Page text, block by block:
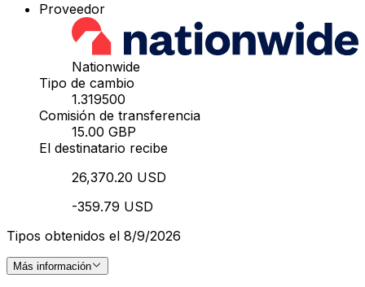
Proveedor
Nationwide
Tipo de cambio
1.319500
Comisión de transferencia
15.00 GBP
El destinatario recibe
26,370.20 USD
-359.79 USD
Tipos obtenidos el 8/9/2026
Más información